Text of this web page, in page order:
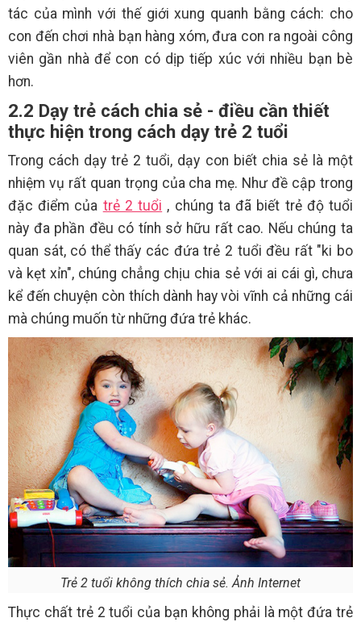
tác của mình với thế giới xung quanh bằng cách: cho
con đến chơi nhà bạn hàng xóm, đưa con ra ngoài công
viên gần nhà để con có dịp tiếp xúc với nhiều bạn bè
hơn.
2.2 Dạy trẻ cách chia sẻ - điều cần thiết
thực hiện trong cách dạy trẻ 2 tuổi
Trong cách dạy trẻ 2 tuổi, dạy con biết chia sẻ là một
nhiệm vụ rất quan trọng của cha mẹ. Như đề cập trong
đặc điểm của trẻ 2 tuổi , chúng ta đã biết trẻ độ tuổi
này đa phần đều có tính sở hữu rất cao. Nếu chúng ta
quan sát, có thể thấy các đứa trẻ 2 tuổi đều rất "ki bo
và kẹt xỉn", chúng chẳng chịu chia sẻ với ai cái gì, chưa
kể đến chuyện còn thích dành hay vòi vĩnh cả những cái
mà chúng muốn từ những đứa trẻ khác.
Trẻ 2 tuổi không thích chia sẻ. Ảnh Internet
Thực chất trẻ 2 tuổi của bạn không phải là một đứa trẻ